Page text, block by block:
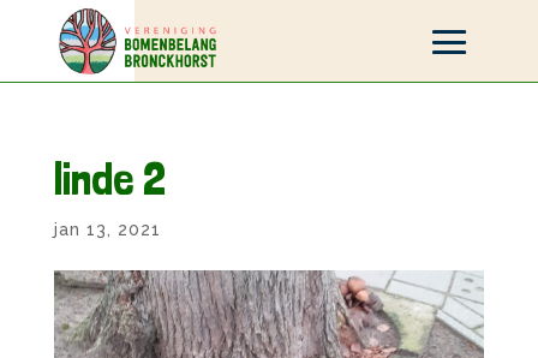
linde 2
jan 13, 2021